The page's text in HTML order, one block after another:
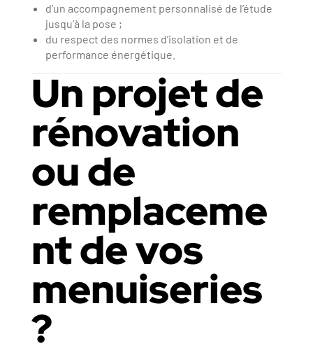
d’un accompagnement personnalisé de l’étude
jusqu’à la pose ;
du respect des normes d’isolation et de
performance énergétique.
Un projet de
rénovation
ou de
remplaceme
nt de vos
menuiseries
?